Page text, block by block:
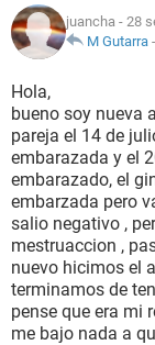
NUTRICIÓN
BIENESTAR
SEXUALIDAD
GLOSARIO
juancha - 28
M Gutarra -
Hola,
bueno soy nueva
pareja el 14 de
embarazada y el
embarazado, el
embarzada pero
salio negativo ,
mestruaccion ,
nuevo hicimos el
terminamos de
pense que era mi
me bajo nada a